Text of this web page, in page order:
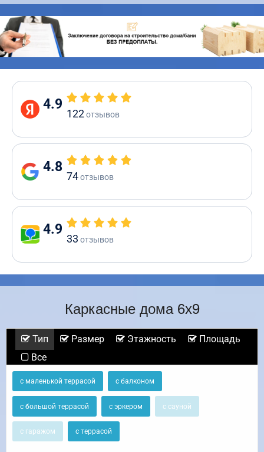
4.9
122отзывов
4.8
74отзывов
4.9
33 отзывов
Каркасные дома 6х9
Тип Размер Этажность
Площадь
Все
с маленькой террасой с балконом
с большой террасой с эркером с сауной
с гаражом с террасой